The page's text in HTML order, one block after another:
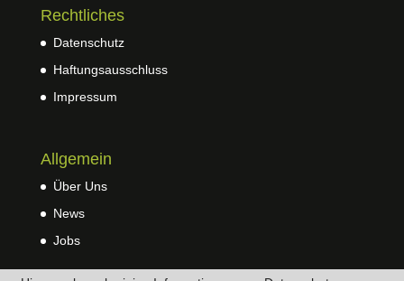
Rechtliches
Datenschutz
Haftungsausschluss
Impressum
Allgemein
Über Uns
News
Jobs